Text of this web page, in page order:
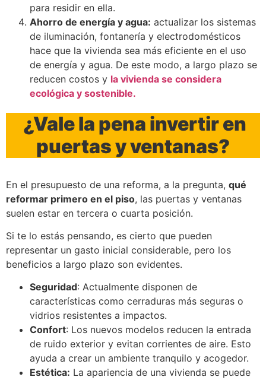
para residir en ella.
Ahorro de energía y agua: actualizar los sistemas
de iluminación, fontanería y electrodomésticos
hace que la vivienda sea más eficiente en el uso
de energía y agua. De este modo, a largo plazo se
reducen costos y la vivienda se considera
ecológica y sostenible.
¿Vale la pena invertir en
puertas y ventanas?
En el presupuesto de una reforma, a la pregunta, qué
reformar primero en el piso, las puertas y ventanas
suelen estar en tercera o cuarta posición.
Si te lo estás pensando, es cierto que pueden
representar un gasto inicial considerable, pero los
beneficios a largo plazo son evidentes.
Seguridad: Actualmente disponen de
características como cerraduras más seguras o
vidrios resistentes a impactos.
Confort: Los nuevos modelos reducen la entrada
de ruido exterior y evitan corrientes de aire. Esto
ayuda a crear un ambiente tranquilo y acogedor.
Estética: La apariencia de una vivienda se puede